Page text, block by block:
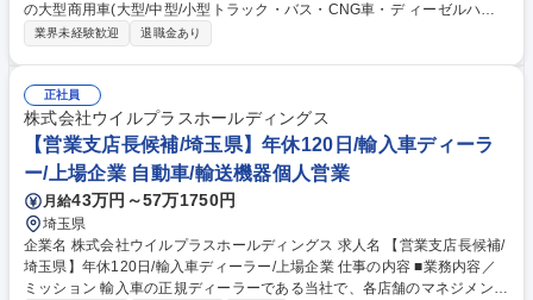
の大型商用車(大型/中型/小型トラック・バス・CNG車・デ ィーゼルハイ
ブリッド車)のアフターサービスを行います。車検や定期点 検、オーバー
や夜間のトラブル対応などにもあたっていただく事になります。 いすゞで
は商用車であるトラックの不稼働を出さないことを大切にしており、故障
診断等を元に部品交換するのか修理するのかコストと時間を考えて対応し
ていくため、一般車の整備と異なりエンジニアとしてのスキルを身に付け
ることが出来ます。 募集職種 【広島東/安芸区】自動車整備士（サービ
ス）年間休日120日/未経験歓迎/
業界未経験歓迎 退職金あり
正社員
株式会社ウイルプラスホールディングス
【営業支店長候補/埼玉県】年休120日/輸入車ディーラ
ー/上場企業 自動車/輸送機器個人営業
月給43万円～57万1750円
埼玉県
企業名 株式会社ウイルプラスホールディングス 求人名 【営業支店長候補/
埼玉県】年休120日/輸入車ディーラー/上場企業 仕事の内容 ■業務内容／
ミッション 輸入車の正規ディーラーである当社で、各店舗のマネジメント